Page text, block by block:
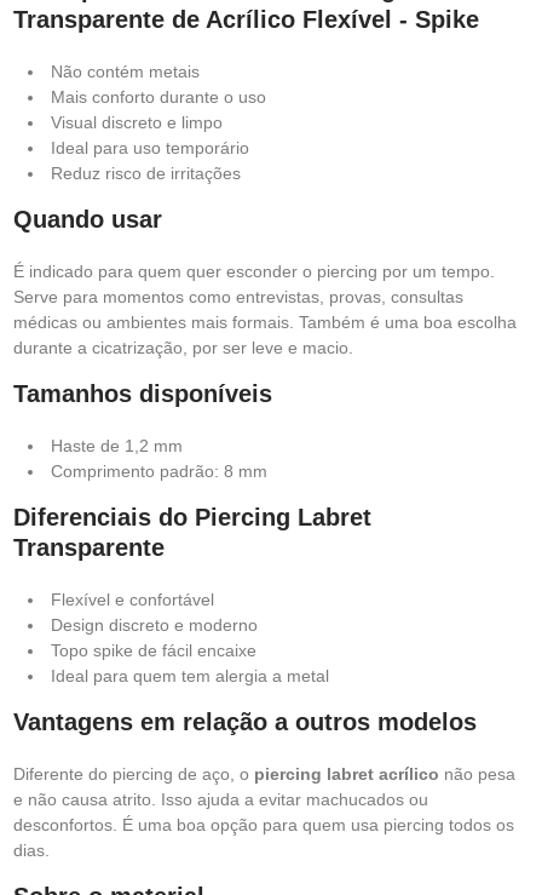
Transparente de Acrílico Flexível - Spike
Não contém metais
Mais conforto durante o uso
Visual discreto e limpo
Ideal para uso temporário
Reduz risco de irritações
Quando usar
É indicado para quem quer esconder o piercing por um tempo.
Serve para momentos como entrevistas, provas, consultas
médicas ou ambientes mais formais. Também é uma boa escolha
durante a cicatrização, por ser leve e macio.
Tamanhos disponíveis
Haste de 1,2 mm
Comprimento padrão: 8 mm
Diferenciais do Piercing Labret
Transparente
Flexível e confortável
Design discreto e moderno
Topo spike de fácil encaixe
Ideal para quem tem alergia a metal
Vantagens em relação a outros modelos
Diferente do piercing de aço, o piercing labret acrílico não pesa
e não causa atrito. Isso ajuda a evitar machucados ou
desconfortos. É uma boa opção para quem usa piercing todos os
dias.